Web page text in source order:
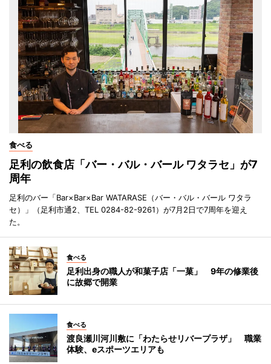
食べる
足利の飲食店「バー・バル・バール ワタラセ」が7
周年
足利のバー「Bar×Bar×Bar WATARASE（バー・バル・バール ワタラ
セ）」（足利市通2、TEL 0284-82-9261）が7月2日で7周年を迎え
た。
食べる
足利出身の職人が和菓子店「一菓」 9年の修業後
に故郷で開業
食べる
渡良瀬川河川敷に「わたらせリバープラザ」 職業
体験、eスポーツエリアも